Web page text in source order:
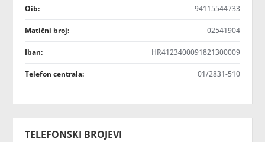
Oib: 94115544733
Matični broj: 02541904
Iban: HR4123400091821300009
Telefon centrala: 01/2831-510
TELEFONSKI BROJEVI